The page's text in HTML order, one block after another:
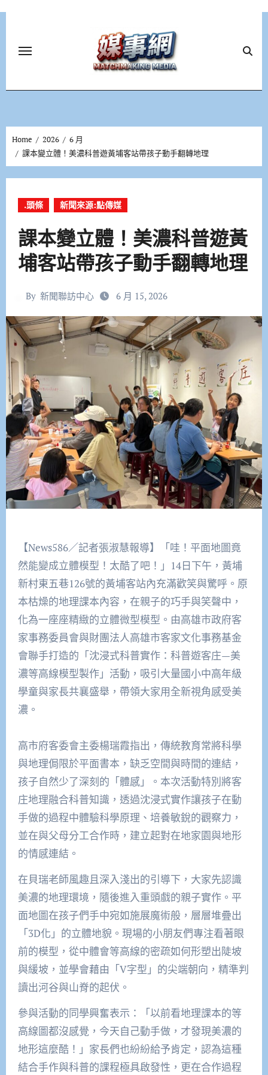
Home 2026
6 月
課本變立體！美濃科普遊黃埔客站帶孩子動手翻轉地理
.頭條 新聞來源:點傳媒
課本變立體！美濃科普遊黃
埔客站帶孩子動手翻轉地理
By 新聞聯訪中心 6 月 15, 2026
【News586／記者張淑慧報導】「哇！平面地圖竟
然能變成立體模型！太酷了吧！」14日下午，黃埔
新村東五巷126號的黃埔客站內充滿歡笑與驚呼。原
本枯燥的地理課本內容，在親子的巧手與笑聲中，
化為一座座精緻的立體微型模型。由高雄市政府客
家事務委員會與財團法人高雄市客家文化事務基金
會聯手打造的「沈浸式科普實作：科普遊客庄—美
濃等高線模型製作」活動，吸引大量國小中高年級
學童與家長共襄盛舉，帶領大家用全新視角感受美
濃。
高市府客委會主委楊瑞霞指出，傳統教育常將科學
與地理侷限於平面書本，缺乏空間與時間的連結，
孩子自然少了深刻的「體感」。本次活動特別將客
庄地理融合科普知識，透過沈浸式實作讓孩子在動
手做的過程中體驗科學原理、培養敏銳的觀察力，
並在與父母分工合作時，建立起對在地家園與地形
的情感連結。
在貝瑞老師風趣且深入淺出的引導下，大家先認識
美濃的地理環境，隨後進入重頭戲的親子實作。平
面地圖在孩子們手中宛如施展魔術般，層層堆疊出
「3D化」的立體地貌。現場的小朋友們專注看著眼
前的模型，從中體會等高線的密疏如何形塑出陡坡
與緩坡，並學會藉由「V字型」的尖端朝向，精準判
讀出河谷與山脊的起伏。
參與活動的同學興奮表示：「以前看地理課本的等
高線圖都沒感覺，今天自己動手做，才發現美濃的
地形這麼酷！」家長們也紛紛給予肯定，認為這種
結合手作與科普的課程極具啟發性，更在合作過程